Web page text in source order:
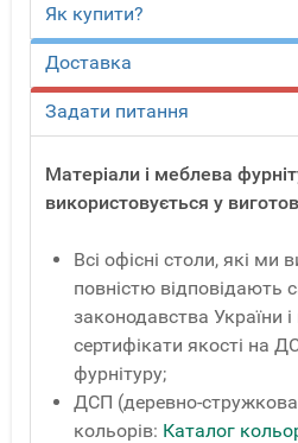
Як купити?
Доставка
Задати питання
Матеріали і меблева
використовується у
Всі офісні столи, які ми
повністю відповідають
законодавства України
сертифікати якості на
фурнітуру;
ДСП (деревно-
кольорів: Каталог